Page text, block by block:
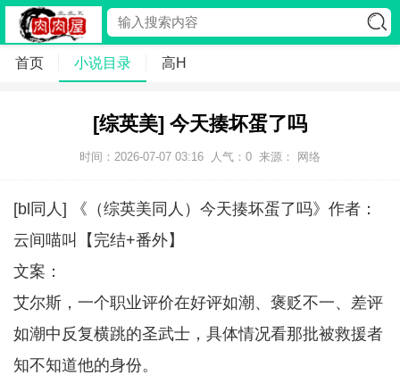
首页 小说目录 高H
[综英美] 今天揍坏蛋了吗
时间：2026-07-07 03:16 人气： 0 来源： 网络
[bl同人] 《（综英美同人）今天揍坏蛋了吗》作者：
云间喵叫【完结+番外】
文案：
艾尔斯，一个职业评价在好评如潮、褒贬不一、差评
如潮中反复横跳的圣武士，具体情况看那批被救援者
知不知道他的身份。